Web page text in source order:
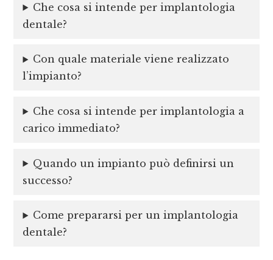
Che cosa si intende per implantologia
dentale?
Con quale materiale viene realizzato
l’impianto?
Che cosa si intende per implantologia a
carico immediato?
Quando un impianto può definirsi un
successo?
Come prepararsi per un implantologia
dentale?